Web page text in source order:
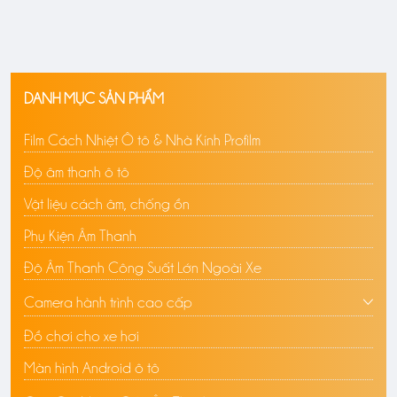
DANH MỤC SẢN PHẨM
Film Cách Nhiệt Ô tô & Nhà Kính Profilm
Độ âm thanh ô tô
Vật liệu cách âm, chống ồn
Phụ Kiện Âm Thanh
Độ Âm Thanh Công Suất Lớn Ngoài Xe
Camera hành trình cao cấp
Đồ chơi cho xe hơi
Màn hình Android ô tô